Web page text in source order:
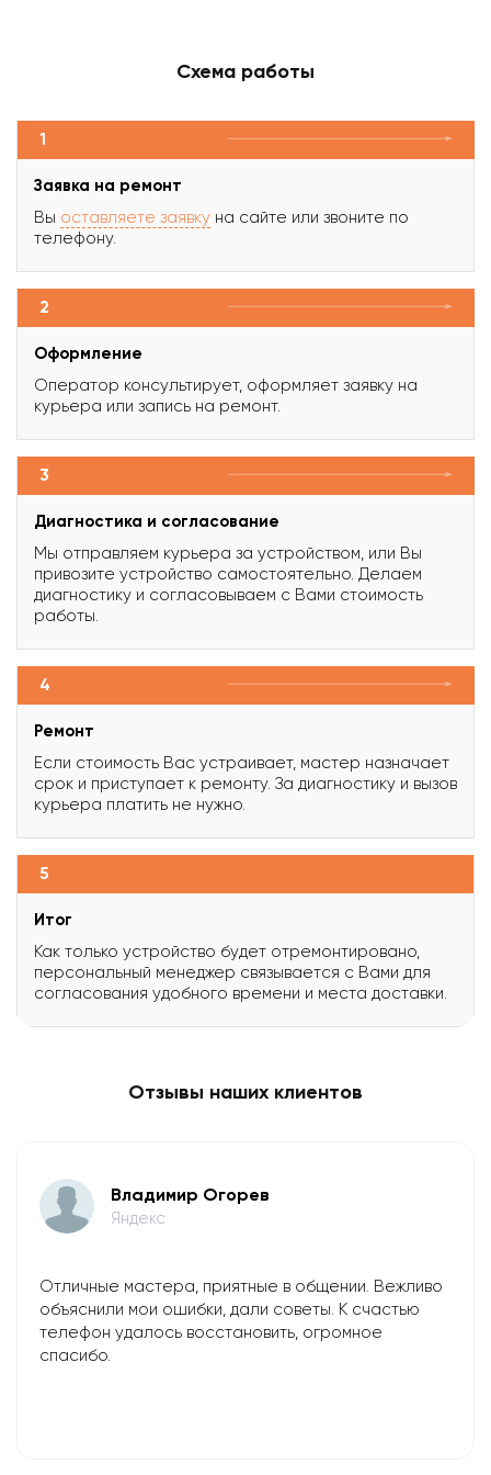
Схема работы
1
Заявка на ремонт
Вы оставляете заявку на сайте или звоните по
телефону.
2
Оформление
Оператор консультирует, оформляет заявку на
курьера или запись на ремонт.
3
Диагностика и согласование
Мы отправляем курьера за устройством, или Вы
привозите устройство самостоятельно. Делаем
диагностику и согласовываем с Вами стоимость
работы.
4
Ремонт
Если стоимость Вас устраивает, мастер назначает
срок и приступает к ремонту. За диагностику и вызов
курьера платить не нужно.
5
Итог
Как только устройство будет отремонтировано,
персональный менеджер связывается с Вами для
согласования удобного времени и места доставки.
Отзывы наших клиентов
Владимир Огорев
Яндекс
Отличные мастера, приятные в общении. Вежливо
объяснили мои ошибки, дали советы. К счастью
телефон удалось восстановить, огромное
спасибо.